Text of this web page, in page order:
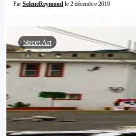
Par SoleneReymondle 2 décembre 2019
Street Art